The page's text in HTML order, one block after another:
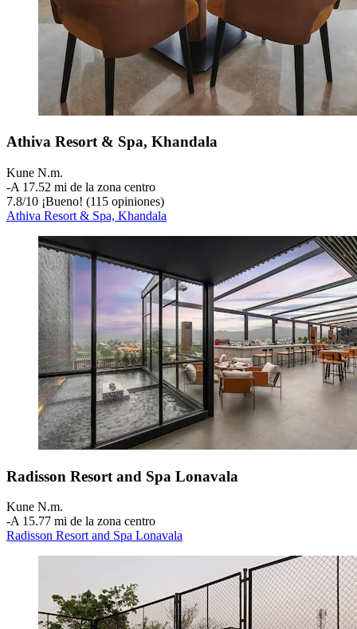
Athiva Resort & Spa, Khandala
Kune N.m.
‐A 17.52 mi de la zona centro
7.8/10 ¡Bueno! (115 opiniones)
Athiva Resort & Spa, Khandala
Radisson Resort and Spa Lonavala
Kune N.m.
‐A 15.77 mi de la zona centro
Radisson Resort and Spa Lonavala